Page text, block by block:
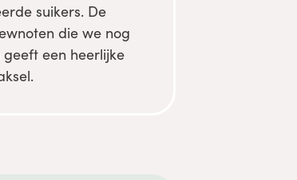
suikers. De
die we nog
een heerlijke